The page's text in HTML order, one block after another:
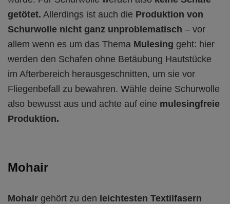
getötet. Allerdings ist auch die Produktion von
Schurwolle nicht ganz unproblematisch – vor
allem wenn es um das Thema Mulesing geht: hier
werden den Schafen ohne Betäubung Hautstücke
im Afterbereich herausgeschnitten, um sie vor
Fliegenbefall zu bewahren. Wähle deine Schurwolle
also bewusst aus und achte auf eine mulesingfreie
Produktion.
Mohair
Mohair gehört zu den leichtesten Textilfasern